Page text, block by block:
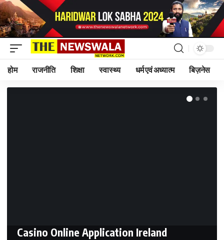
होम राजनीति शिक्षा स्वास्थ्य धर्म एवं अध्यात्म बिज़नेस
Casino Online Application Ireland